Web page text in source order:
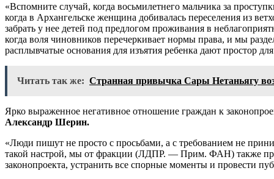
«Вспомните случай, когда восьмилетнего мальчика за
когда в Архангельске женщина добивалась переселения из
забрать у нее детей под предлогом проживания в
когда воля чиновников перечеркивает нормы права, и мы
расплывчатые основания для изъятия ребенка дают простор
Читать так же: Странная привычка Сары Нетаньягу
Ярко выраженное негативное отношение граждан к
Александр Шерин.
«Люди пишут не просто с просьбами, а с требованием не
такой настрой, мы от фракции (ЛДПР. — Прим. ФАН) также
законопроекта, устранить все спорные моменты и провести